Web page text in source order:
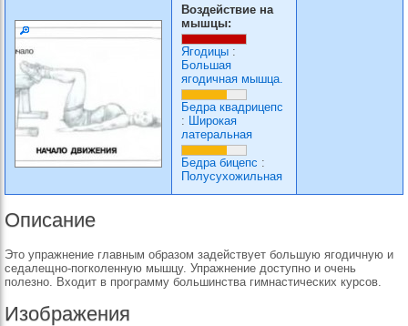
Воздействие на
мышцы:
Ягодицы :
Большая
ягодичная мышца.
Бедра квадрицепс
: Широкая
латеральная
Бедра бицепс :
Полусухожильная
Описание
Это упражнение главным образом задействует большую ягодичную и
седалещно-погколенную мышцу. Упражнение доступно и очень
полезно. Входит в программу большинства гимнастических курсов.
Изображения